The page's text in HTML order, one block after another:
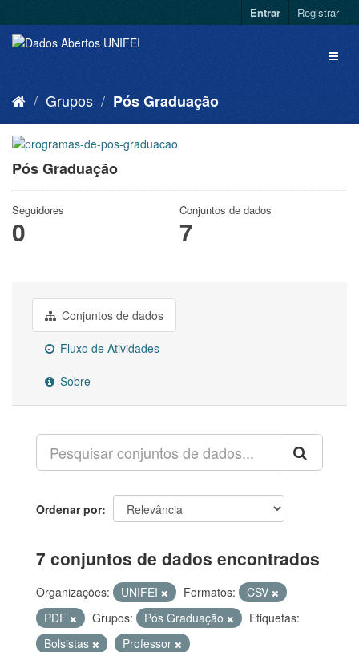
Entrar Registrar
Grupos Pós Graduação
Pós Graduação
Seguidores
0
Conjuntos de dados
7
Conjuntos de dados
Fluxo de Atividades
Sobre
Ordenar por
7 conjuntos de dados encontrados
Organizações: UNIFEI Formatos:
CSV
PDF
Grupos: Pós Graduação
Etiquetas:
Bolsistas
Professor